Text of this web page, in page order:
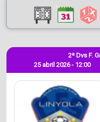
25 abril 2026 - 12:00
2ª Dvs F.